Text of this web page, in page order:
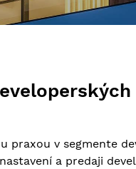
praxou v segmente
a predaji